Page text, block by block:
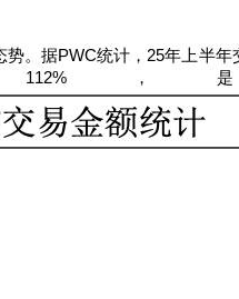
势。据PWC统计， 25年上半年
112% ，